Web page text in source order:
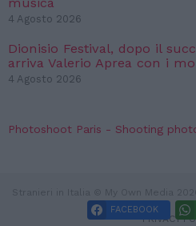
4 Agosto 2026
Dionisio Festival, dopo il
arriva Valerio Aprea con i
4 Agosto 2026
Photoshoot Paris - Shooting
PRIVACY
FACEBOOK